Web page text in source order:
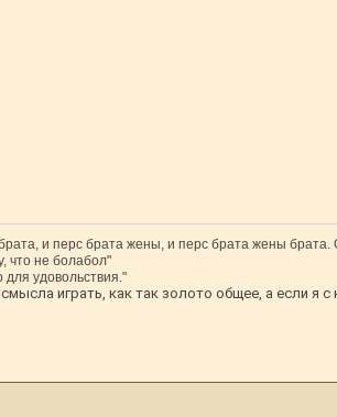
и перс брата жены, и перс брата жены брата.
что не болабол"
для удовольствия."
играть, как так золото общее, а если я с